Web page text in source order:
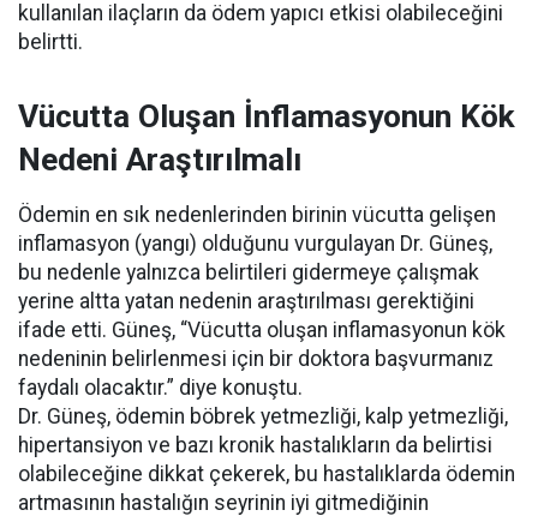
kullanılan ilaçların da ödem yapıcı etkisi olabileceğini
belirtti.
Vücutta Oluşan İnflamasyonun Kök
Nedeni Araştırılmalı
Ödemin en sık nedenlerinden birinin vücutta gelişen
inflamasyon (yangı) olduğunu vurgulayan Dr. Güneş,
bu nedenle yalnızca belirtileri gidermeye çalışmak
yerine altta yatan nedenin araştırılması gerektiğini
ifade etti. Güneş, “Vücutta oluşan inflamasyonun kök
nedeninin belirlenmesi için bir doktora başvurmanız
faydalı olacaktır.” diye konuştu.
Dr. Güneş, ödemin böbrek yetmezliği, kalp yetmezliği,
hipertansiyon ve bazı kronik hastalıkların da belirtisi
olabileceğine dikkat çekerek, bu hastalıklarda ödemin
artmasının hastalığın seyrinin iyi gitmediğinin